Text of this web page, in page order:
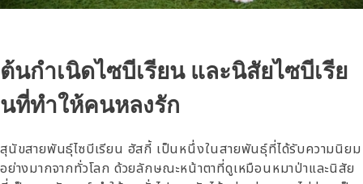
ต้นกำเนิดไซบีเรียน และนิสัยไซบีเรีย
นที่ทำให้คนหลงรัก
สุนัขสายพันธุ์ไซบีเรียน ฮัสกี้ เป็นหนึ่งในสายพันธุ์ที่ได้รับความนิยม
อย่างมากจากทั่วโลก ด้วยลักษณะหน้าตาที่ดูเหมือนหมาป่าและนิสัย